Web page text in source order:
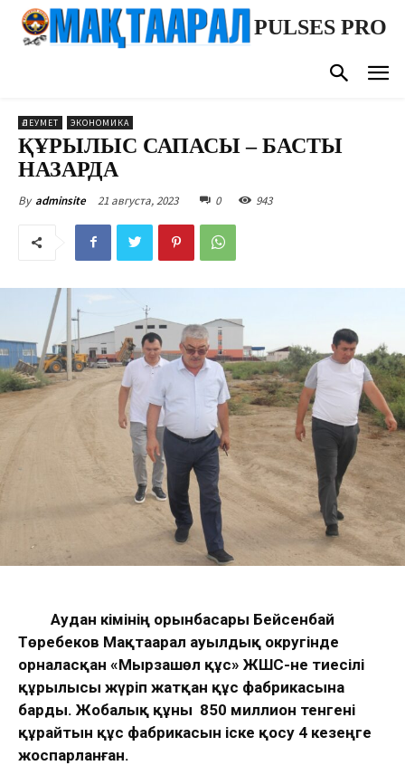
PULSES PRO
ӘЛЕУМЕТ ЭКОНОМИКА
ҚҰРЫЛЫС САПАСЫ – БАСТЫ
НАЗАРДА
By adminsite 21 августа, 2023 0 943
Аудан әкімінің орынбасары Бейсенбай
Төребеков Мақтаарал ауылдық округінде
орналасқан «Мырзашөл құс» ЖШС-не тиесілі
құрылысы жүріп жатқан құс фабрикасына
барды. Жобалық құны 850 миллион тенгені
құрайтын құс фабрикасын іске қосу 4 кезеңге
жоспарланған.